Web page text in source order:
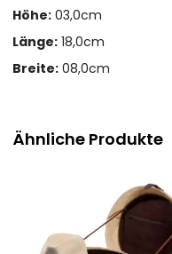
Höhe: 03,0cm
Länge: 18,0cm
Breite: 08,0cm
Ähnliche Produkte